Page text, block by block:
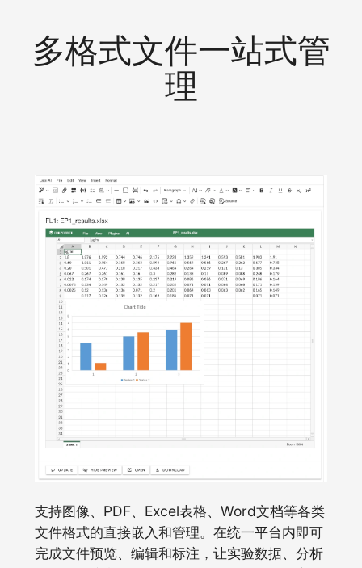
多格式文件一站式管
理
支持图像、PDF、Excel表格、Word文档等各类
文件格式的直接嵌入和管理。在统一平台内即可
完成文件预览、编辑和标注，让实验数据、分析